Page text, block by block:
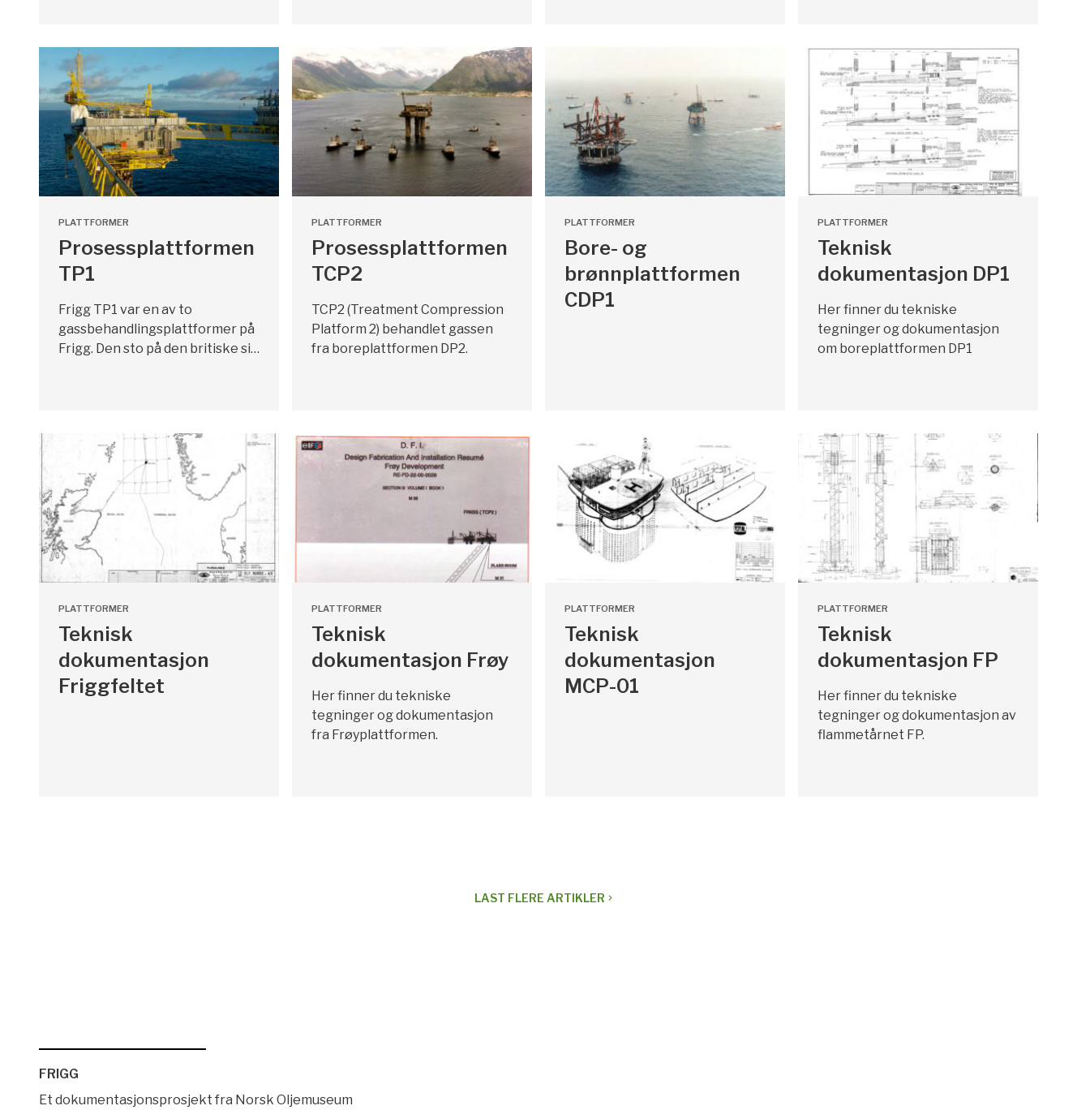
PLATTFORMER
Prosessplattformen
TP1
Frigg TP1 var en av to
gassbehandlingsplattformer på
Frigg. Den sto på den britiske si…
PLATTFORMER
Prosessplattformen
TCP2
TCP2 (Treatment Compression
Platform 2) behandlet gassen
fra boreplattformen DP2.
PLATTFORMER
Bore- og
brønnplattformen
CDP1
PLATTFORMER
Teknisk
dokumentasjon DP1
Her finner du tekniske
tegninger og dokumentasjon
om boreplattformen DP1
PLATTFORMER
Teknisk
dokumentasjon
Friggfeltet
PLATTFORMER
Teknisk
dokumentasjon Frøy
Her finner du tekniske
tegninger og dokumentasjon
fra Frøyplattformen.
PLATTFORMER
Teknisk
dokumentasjon
MCP-01
PLATTFORMER
Teknisk
dokumentasjon FP
Her finner du tekniske
tegninger og dokumentasjon av
flammetårnet FP.
LAST FLERE ARTIKLER navigate_next
FRIGG
Et dokumentasjonsprosjekt fra Norsk Oljemuseum